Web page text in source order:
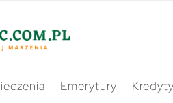
Emerytury Kredyty